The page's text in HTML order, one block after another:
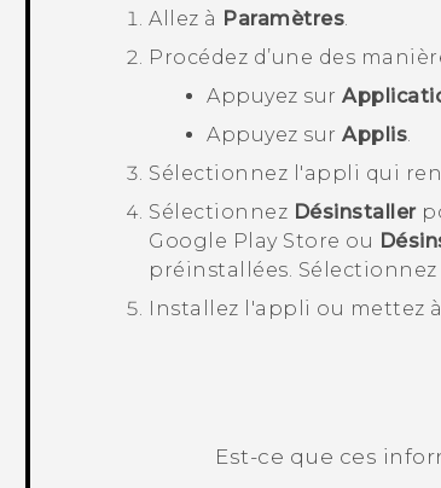
Allez à Paramètres.
Procédez d’une des
Appuyez sur
Appuyez surApplis.
Sélectionnez l'appli qui
Sélectionnez Désinstaller
Google Play Store ou
préinstallées. Sélectionnez
Installez l'appli ou mettez
Est-ce que ces